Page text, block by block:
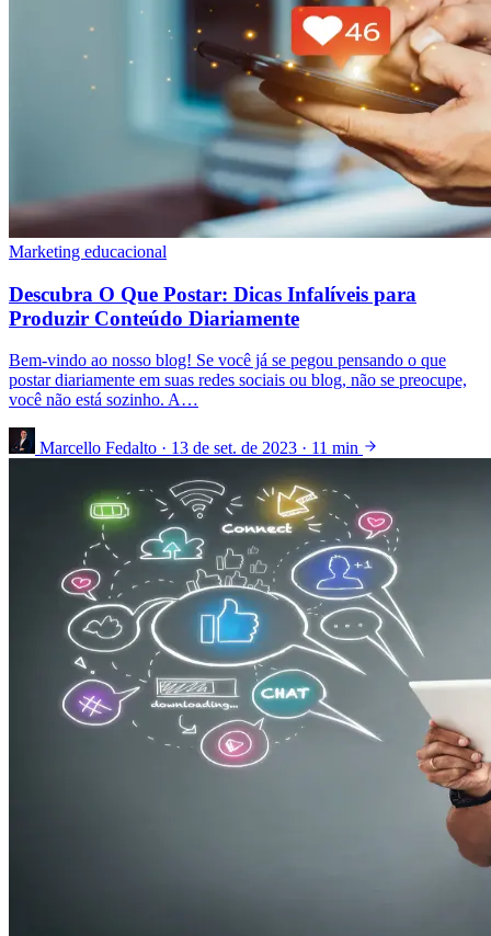
Marketing educacional
Descubra O Que Postar: Dicas Infalíveis para
Produzir Conteúdo Diariamente
Bem-vindo ao nosso blog! Se você já se pegou pensando o que
postar diariamente em suas redes sociais ou blog, não se preocupe,
você não está sozinho. A…
Marcello Fedalto · 13 de set. de 2023 · 11 min